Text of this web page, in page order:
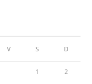
V S D
1 2